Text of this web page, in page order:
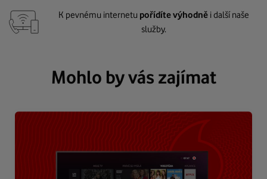
K pevnému internetu pořídíte výhodně i další naše
služby.
Mohlo by vás zajímat